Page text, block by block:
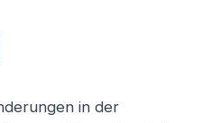
in der